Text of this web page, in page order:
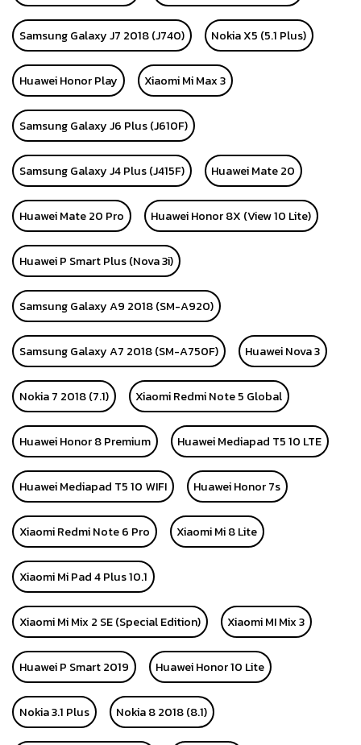
Samsung Galaxy J7 2018 (J740) Nokia X5 (5.1 Plus)
Huawei Honor Play Xiaomi Mi Max 3
Samsung Galaxy J6 Plus (J610F)
Samsung Galaxy J4 Plus (J415F) Huawei Mate 20
Huawei Mate 20 Pro Huawei Honor 8X (View 10 Lite)
Huawei P Smart Plus (Nova 3i)
Samsung Galaxy A9 2018 (SM-A920)
Samsung Galaxy A7 2018 (SM-A750F) Huawei Nova 3
Nokia 7 2018 (7.1) Xiaomi Redmi Note 5 Global
Huawei Honor 8 Premium Huawei Mediapad T5 10 LTE
Huawei Mediapad T5 10 WIFI Huawei Honor 7s
Xiaomi Redmi Note 6 Pro Xiaomi Mi 8 Lite
Xiaomi Mi Pad 4 Plus 10.1
Xiaomi Mi Mix 2 SE (Special Edition) Xiaomi MI Mix 3
Huawei P Smart 2019 Huawei Honor 10 Lite
Nokia 3.1 Plus Nokia 8 2018 (8.1)